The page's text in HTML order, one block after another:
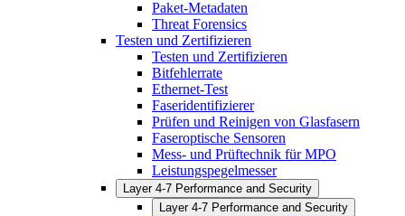
Paket-Metadaten
Threat Forensics
Testen und Zertifizieren
Testen und Zertifizieren
Bitfehlerrate
Ethernet-Test
Faseridentifizierer
Prüfen und Reinigen von Glasfasern
Faseroptische Sensoren
Mess- und Prüftechnik für MPO
Leistungspegelmesser
Layer 4-7 Performance and Security
Layer 4-7 Performance and Security